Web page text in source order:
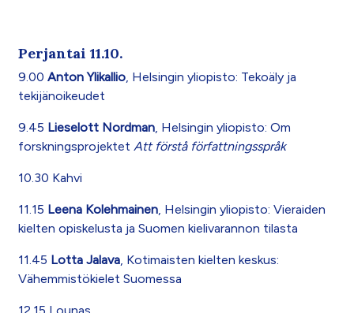
Perjantai 11.10.
9.00 Anton Ylikallio, Helsingin yliopisto: Tekoäly ja
tekijänoikeudet
9.45 Lieselott Nordman, Helsingin yliopisto: Om
forskningsprojektet Att förstå författningsspråk
10.30 Kahvi
11.15 Leena Kolehmainen, Helsingin yliopisto: Vieraiden
kielten opiskelusta ja Suomen kielivarannon tilasta
11.45 Lotta Jalava, Kotimaisten kielten keskus:
Vähemmistökielet Suomessa